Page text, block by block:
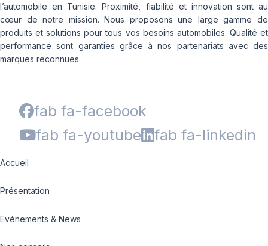
l’automobile en Tunisie. Proximité, fiabilité et innovation sont au
cœur de notre mission. Nous proposons une large gamme de
produits et solutions pour tous vos besoins automobiles. Qualité et
performance sont garanties grâce à nos partenariats avec des
marques reconnues.
fab fa-facebook
fab fa-youtube
fab fa-linkedin
Accueil
Présentation
Evénements & News